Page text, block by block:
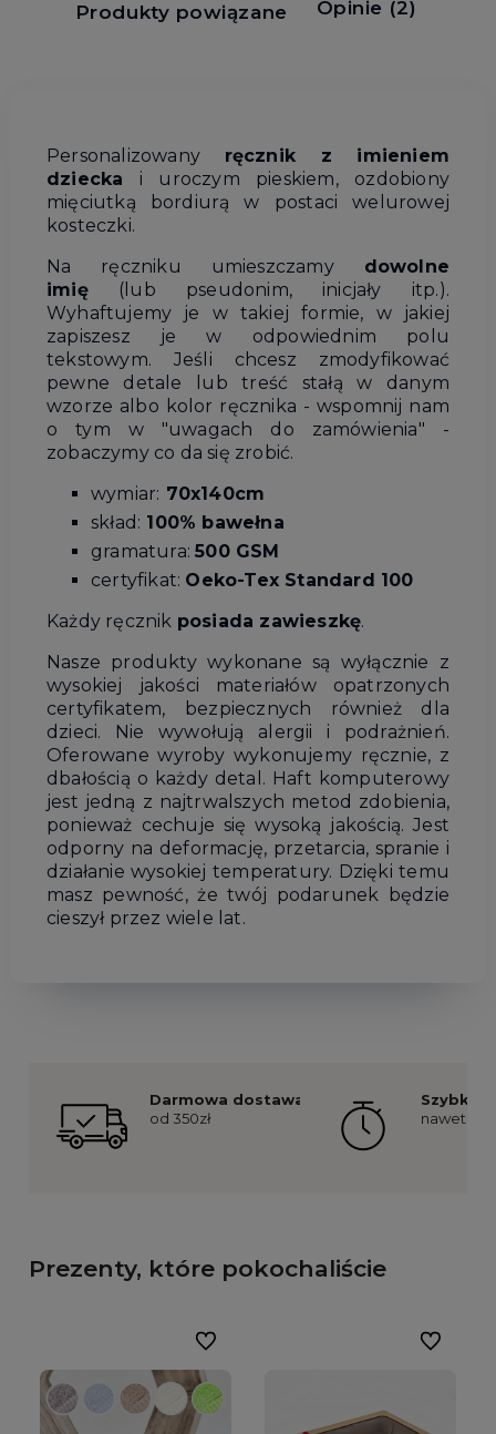
Produkty powiązane Opinie (2)
Personalizowany ręcznik z imieniem
dziecka i uroczym pieskiem, ozdobiony
mięciutką bordiurą w postaci welurowej
kosteczki.
Na ręczniku umieszczamy dowolne
imię(lub pseudonim, inicjały itp.).
Wyhaftujemy je w takiej formie, w jakiej
zapiszesz je w odpowiednim polu
tekstowym. Jeśli chcesz zmodyfikować
pewne detale lub treść stałą w danym
wzorze albo kolor ręcznika - wspomnij nam
o tym w "uwagach do zamówienia" -
zobaczymy co da się zrobić.
wymiar: 70x140cm
skład: 100% bawełna
gramatura:500 GSM
certyfikat: Oeko-Tex Standard 100
Każdy ręcznik posiada zawieszkę.
Nasze produkty wykonane są wyłącznie z
wysokiej jakości materiałów opatrzonych
certyfikatem, bezpiecznych również dla
dzieci. Nie wywołują alergii i podrażnień.
Oferowane wyroby wykonujemy ręcznie, z
dbałością o każdy detal. Haft komputerowy
jest jedną z najtrwalszych metod zdobienia,
ponieważ cechuje się wysoką jakością. Jest
odporny na deformację, przetarcia, spranie i
działanie wysokiej temperatury. Dzięki temu
masz pewność, że twój podarunek będzie
cieszył przez wiele lat.
Darmowa dostawa
od 350zł
Szybka
nawet już
Prezenty, które pokochaliście
Do ulubionych Do